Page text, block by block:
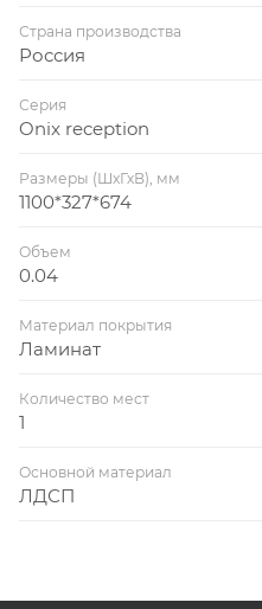
Страна производства
Россия
Серия
Onix reception
Размеры (ШхГхВ), мм
1100*327*674
Объем
0.04
Материал покрытия
Ламинат
Количество мест
1
Основной материал
ЛДСП